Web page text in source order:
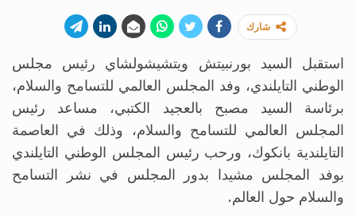
شارك
استقبل السيد بورنبيتش ويتشيشولشاي رئيس مجلس
الوطني التايلندي، وفد المجلس العالمي للتسامح والسلام،
برئاسة السيد مصبح بالعجيد الكتبي، مساعد رئيس
المجلس العالمي للتسامح والسلام، وذلك في العاصمة
التايلندية بانكوك، ورحب رئيس المجلس الوطني التايلندي
بوفد المجلس مشيدا بدور المجلس في نشر التسامح
والسلام حول العالم.